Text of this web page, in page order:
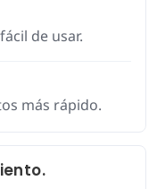
de usar.
más rápido.